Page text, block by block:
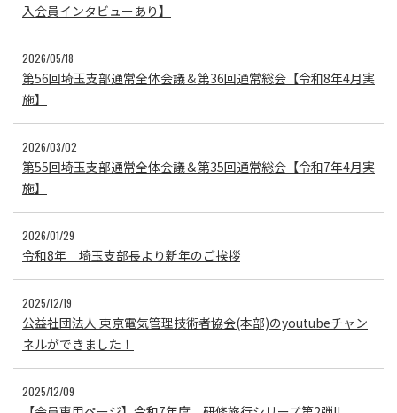
入会員インタビューあり】
2026/05/18
第56回埼玉支部通常全体会議＆第36回通常総会【令和8年4月実
施】
2026/03/02
第55回埼玉支部通常全体会議＆第35回通常総会【令和7年4月実
施】
2026/01/29
令和8年 埼玉支部長より新年のご挨拶
2025/12/19
公益社団法人 東京電気管理技術者協会(本部)のyoutubeチャン
ネルができました！
2025/12/09